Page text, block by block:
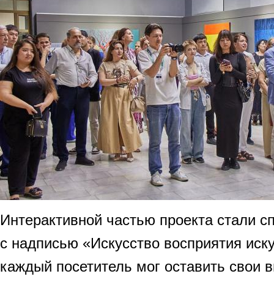
Интерактивной частью проекта стали
с надписью «Искусство восприятия
каждый посетитель мог оставить свои